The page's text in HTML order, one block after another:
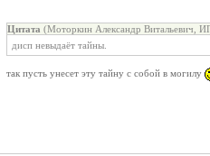
Цитата (Моторкин Александр Витальевич,
дисп невыдаёт тайны.
так пусть унесет эту тайну с собой в могилу